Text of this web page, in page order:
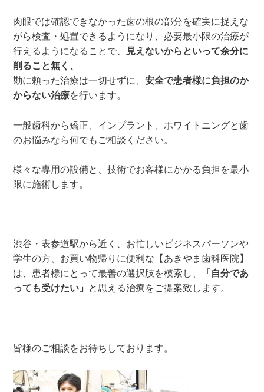
肉眼では確認できなかった歯の根の部分を確実に捉えな
がら検査・処置できるようになり、必要最小限の治療が
行えるようになることで、
見えないからといって余分に
削ること無く、
勘に頼った治療は一切せずに、安全で患者様に負担のか
からない治療を行います。
一般歯科から矯正、インプラント、ホワイトニングと歯
のお悩みなら何でもご相談ください。
様々な専用の設備と、技術でお客様にかかる負担を最小
限に施術します。
渋谷・表参道駅から近く、お忙しいビジネスパーソンや
学生の方、お買い物帰りに便利な【あきやま歯科医院】
は、患者様にとって最善の選択肢を模索し、
「自分であ
っても受けたい」 と思える治療をご提案致します。
皆様のご相談をお待ちしております。